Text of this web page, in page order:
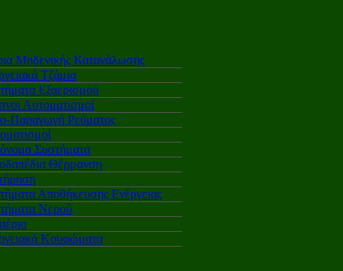
Μηδενικής Κατανάλωσης
Τζάμια
Εξαερισμού
Αυτοματισμοί
Παραγωγή Ρεύματος
Συστήματα
Θέρμανση
Αποθήκευσης Ενέργειας
Νερού
Κουφώματα